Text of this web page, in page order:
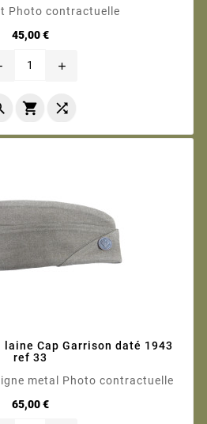
Parfait etat Photo contractuelle
45,00 €Prix
add
 
Cap Garrison daté 1943
ref 33
Parfait etat avec insigne metal Photo contractuelle
65,00 €Prix